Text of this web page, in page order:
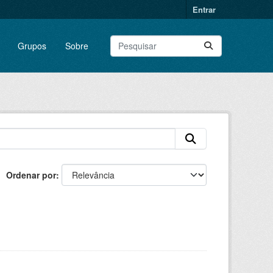
Entrar
Grupos Sobre
Ordenar por